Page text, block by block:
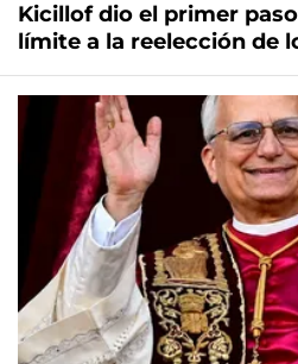
Kicillof dio el primer
límite a la reelección de